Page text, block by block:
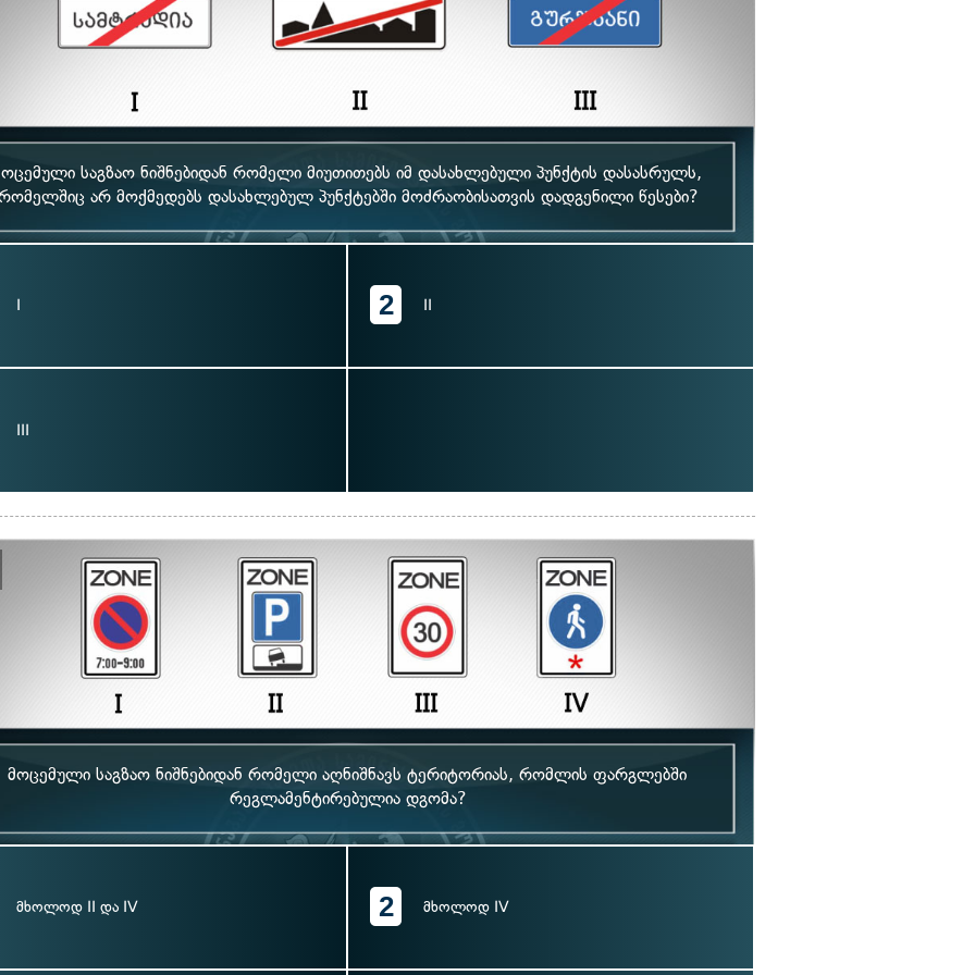
საგზაო ნიშნებიდან რომელი მიუთითებს იმ დასახლებული პუნქტის დასასრულს,
არ მოქმედებს დასახლებულ პუნქტებში მოძრაობისათვის დადგენილი წესები?
I 2 II
III
მოცემული საგზაო ნიშნებიდან რომელი აღნიშნავს ტერიტორიას, რომლის ფარგლებში
რეგლამენტირებულია დგომა?
მხოლოდ II და IV 2 მხოლოდ IV